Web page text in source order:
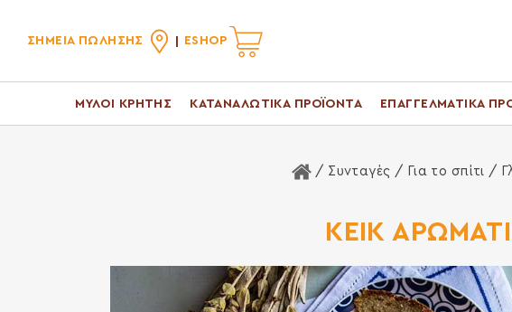
ΣΗΜΕΙΑ ΠΩΛΗΣΗΣ ESHOP
ΜΥΛΟΙ ΚΡΗΤΗΣ ΚΑΤΑΝΑΛΩΤΙΚΑ ΠΡΟΪΟΝΤΑ ΕΠΑΓΓΕΛΜΑΤΙΚΑ
Αρχική Σελίδα
/ Συνταγές / Για το σπίτι /
ΚΕΙΚ